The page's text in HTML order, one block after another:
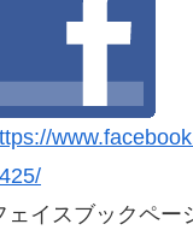
ェイスブックペー